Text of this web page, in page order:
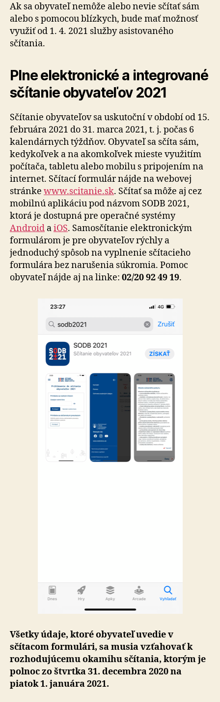
Ak sa obyvateľ nemôže alebo nevie sčítať sám
alebo s pomocou blízkych, bude mať možnosť
využiť od 1. 4. 2021 služby asistovaného
sčítania.
Plne elektronické a integrované
sčítanie obyvateľov 2021
Sčítanie obyvateľov sa uskutoční v období od 15.
februára 2021 do 31. marca 2021, t. j. počas 6
kalendárnych týždňov. Obyvateľ sa sčíta sám,
kedykoľvek a na akomkoľvek mieste využitím
počítača, tabletu alebo mobilu s pripojením na
internet. Sčítací formulár nájde na webovej
stránke www.scitanie.sk. Sčítať sa môže aj cez
mobilnú aplikáciu pod názvom SODB 2021,
ktorá je dostupná pre operačné systémy
Android aiOS. Samosčítanie elektronickým
formulárom je pre obyvateľov rýchly a
jednoduchý spôsob na vyplnenie sčítacieho
formulára bez narušenia súkromia. Pomoc
obyvateľ nájde aj na linke: 02/20 92 49 19.
Všetky údaje, ktoré obyvateľ uvedie v
sčítacom formulári, sa musia vzťahovať k
rozhodujúcemu okamihu sčítania, ktorým je
polnoc zo štvrtka 31. decembra 2020 na
piatok 1. januára 2021.